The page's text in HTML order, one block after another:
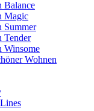
Balance
Magic
Summer
Tender
Winsome
Wohnen